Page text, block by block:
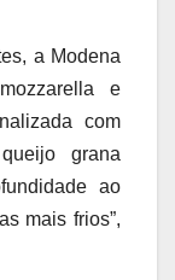
a Modena
e
com
grana
ao
mais frios”,